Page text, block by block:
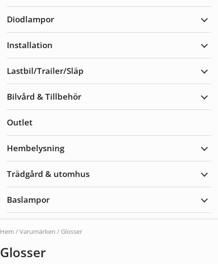
Diodlampor
Installation
Lastbil/Trailer/Släp
Bilvård & Tillbehör
Outlet
Hembelysning
Trädgård & utomhus
Baslampor
Hem / Varumärken / Glosser
Glosser